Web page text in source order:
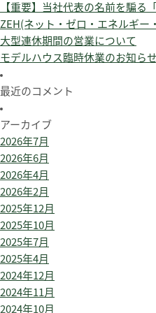
【重要】当社代表の名前を騙る
ZEH(ネット・ゼロ・エネルギー
大型連休期間の営業について
モデルハウス臨時休業のお知らせ
最近のコメント
アーカイブ
2026年7月
2026年6月
2026年4月
2026年2月
2025年12月
2025年10月
2025年7月
2025年4月
2024年12月
2024年11月
2024年10月